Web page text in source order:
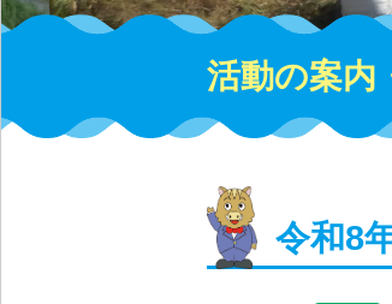
活動の案内
令和8